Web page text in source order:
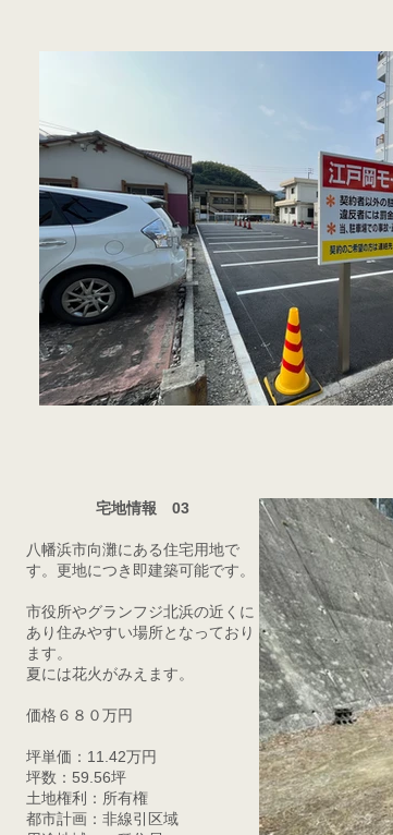
宅地情報 03
八幡浜市向灘にある住宅用地で
す。更地につき即建築可能です。
市役所やグランフジ北浜の近くに
あり住みやすい場所となっており
ます。
夏には花火がみえます。
価格６８０万円
坪単価：11.42万円
坪数：59.56坪
土地権利：所有権
都市計画：非線引区域